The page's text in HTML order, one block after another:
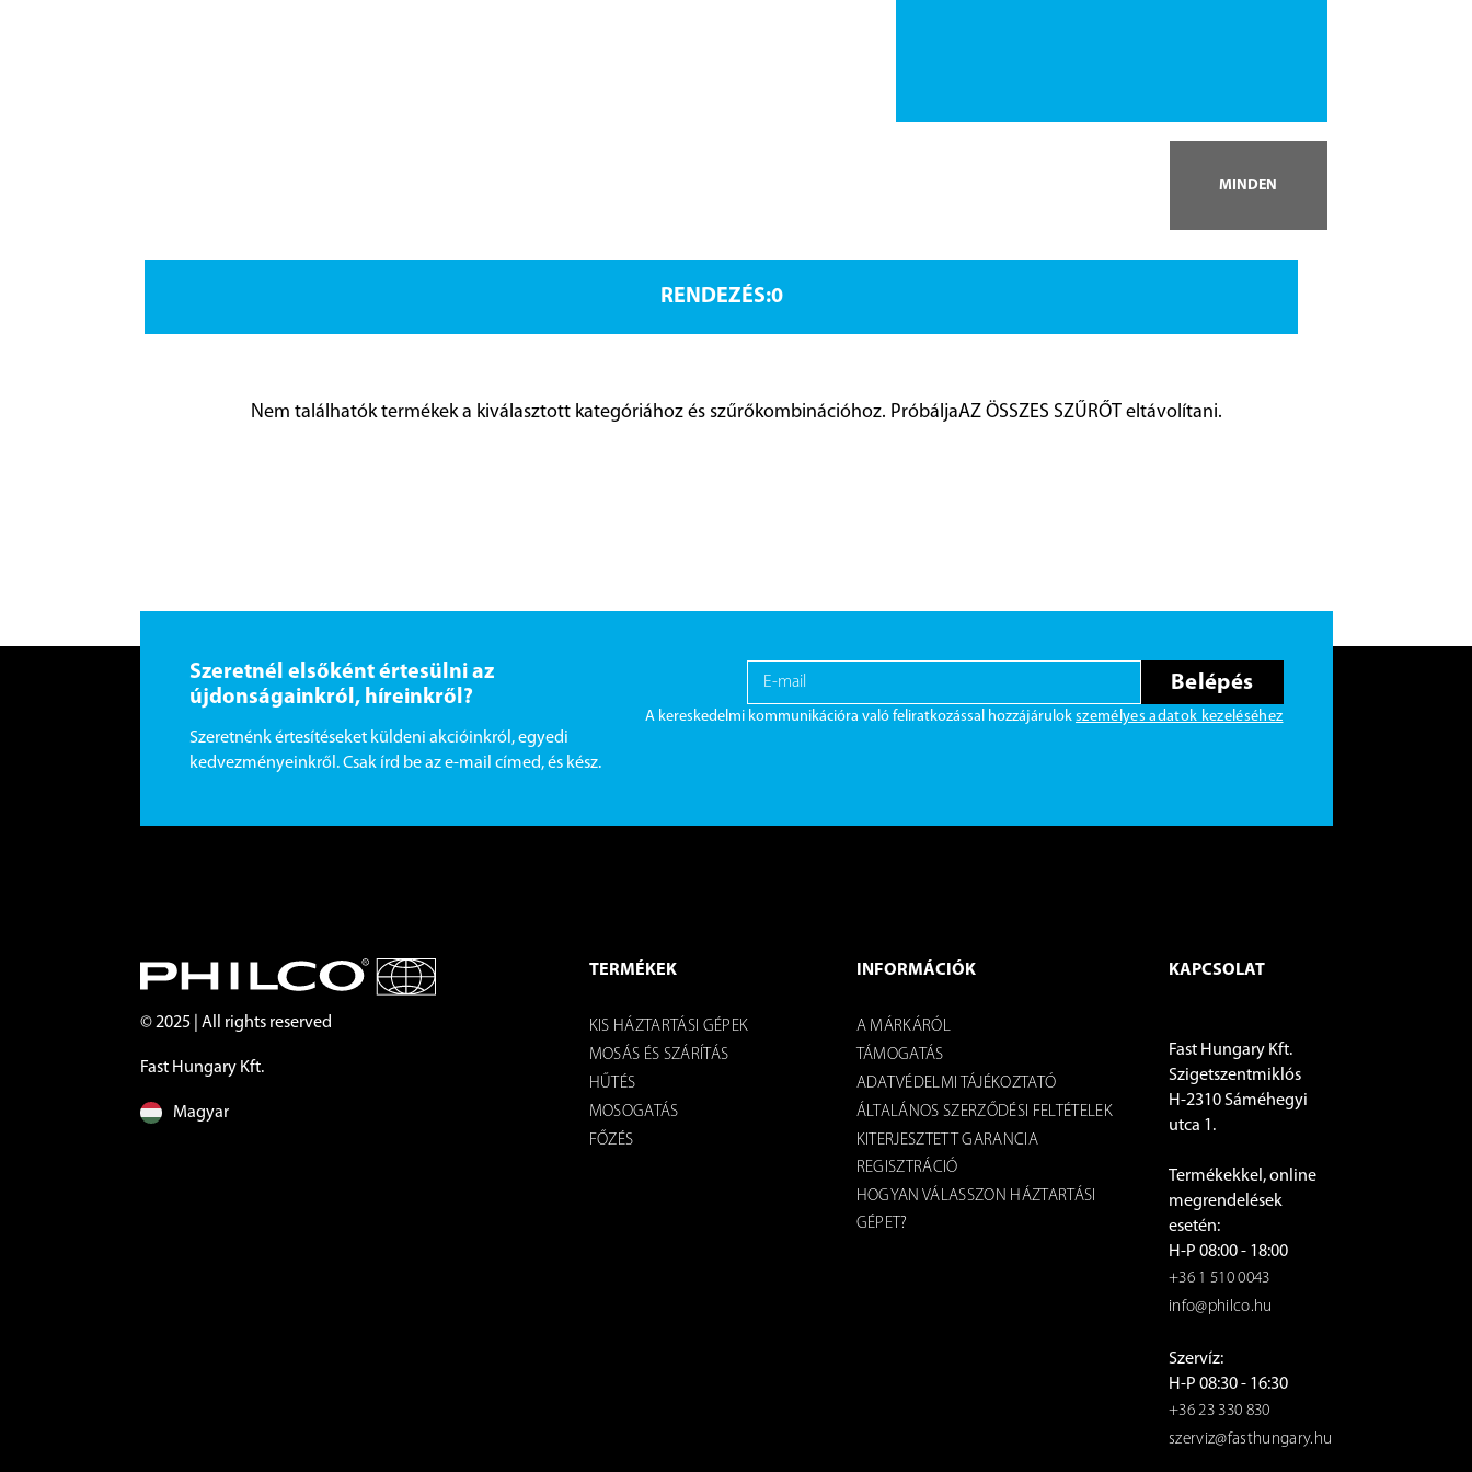
MINDEN
RENDEZÉS:
Nem találhatók termékek a kiválasztott kategóriához és szűrőkombinációhoz. PróbáljaAZ ÖSSZES SZŰRŐT eltávolítani.
Szeretnél elsőként értesülni az
újdonságainkról, híreinkről?
Szeretnénk értesítéseket küldeni akcióinkról, egyedi
kedvezményeinkről. Csak írd be az e-mail címed, és kész.
Belépés
A kereskedelmi kommunikációra való feliratkozással hozzájárulok személyes adatok kezeléséhez
© 2025 | All rights reserved
Fast Hungary Kft.
Magyar
TERMÉKEK
KIS HÁZTARTÁSI GÉPEK
MOSÁS ÉS SZÁRÍTÁS
HŰTÉS
MOSOGATÁS
FŐZÉS
INFORMÁCIÓK
A MÁRKÁRÓL
TÁMOGATÁS
ADATVÉDELMI TÁJÉKOZTATÓ
ÁLTALÁNOS SZERZŐDÉSI FELTÉTELEK
KITERJESZTETT GARANCIA
REGISZTRÁCIÓ
HOGYAN VÁLASSZON HÁZTARTÁSI
GÉPET?
KAPCSOLAT
Fast Hungary Kft.
Szigetszentmiklós
H-2310 Sáméhegyi
utca 1.
Termékekkel, online
megrendelések
esetén:
H-P 08:00 - 18:00
+36 1 510 0043
info@philco.hu
Szervíz:
H-P 08:30 - 16:30
+36 23 330 830
szerviz@fasthungary.hu